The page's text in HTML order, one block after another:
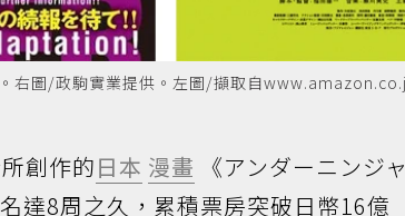
右圖/政駒實業提供。左圖/擷取自
創作的日本 漫畫 《アンダーニンジャ
達8周之久，累積票房突破日幣16億